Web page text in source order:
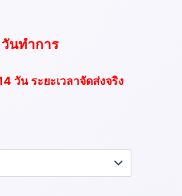
นทำการ
วัน ระยะเวลาจัดส่งจริง